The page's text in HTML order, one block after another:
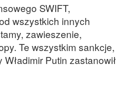
SWIFT,
wszystkich innych
zawieszenie,
Te wszystkim sankcje,
Putin zastanowił